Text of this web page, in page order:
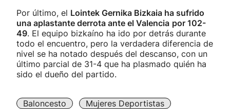
Por último, el Lointek Gernika Bizkaia ha sufrido
una aplastante derrota ante el Valencia por 102-
49. El equipo bizkaíno ha ido por detrás durante
todo el encuentro, pero la verdadera diferencia de
nivel se ha notado después del descanso, con un
último parcial de 31-4 que ha plasmado quién ha
sido el dueño del partido.
Baloncesto
Mujeres Deportistas